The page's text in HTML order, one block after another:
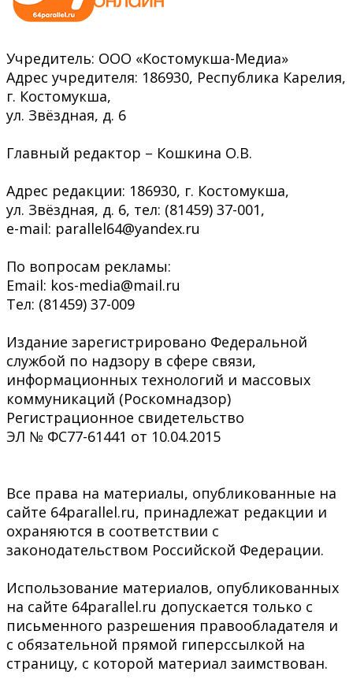
Учредитель: ООО «Костомукша-Медиа»
Адрес учредителя: 186930, Республика Карелия,
г. Костомукша,
ул. Звёздная, д. 6
Главный редактор – Кошкина О.В.
Адрес редакции: 186930, г. Костомукша,
ул. Звёздная, д. 6, тел: (81459) 37-001,
e-mail: parallel64@yandex.ru
По вопросам рекламы:
Email: kos-media@mail.ru
Тел: (81459) 37-009
Издание зарегистрировано Федеральной
службой по надзору в сфере связи,
информационных технологий и массовых
коммуникаций (Роскомнадзор)
Регистрационное свидетельство
ЭЛ № ФС77-61441 от 10.04.2015
Все права на материалы, опубликованные на
сайте 64parallel.ru, принадлежат редакции и
охраняются в соответствии с
законодательством Российской Федерации.
Использование материалов, опубликованных
на сайте 64parallel.ru допускается только с
письменного разрешения правообладателя и
с обязательной прямой гиперссылкой на
страницу, с которой материал заимствован.